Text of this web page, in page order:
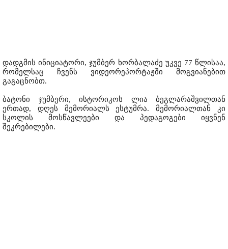
დადგმის ინიციატორი, ჯუმბერ ხორბალაძე უკვე 77 წლისაა,
რომელსაც ჩვენს ვიდეორეპორტაჟში მოგვიანებით
გაგაცნობთ.
ბატონი ჯუმბერი, ისტორიკოს ლია ბეგლარაშვილთან
ერთად, დღეს მემორიალს ესტუმრა. მემორიალთან კი
სკოლის მოსწავლეები და პედაგოგები იყვნენ
შეკრებილები.